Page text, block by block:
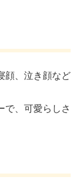
顔、泣き顔など
で、可愛らしさ